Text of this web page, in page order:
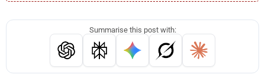
Summarise this post with: